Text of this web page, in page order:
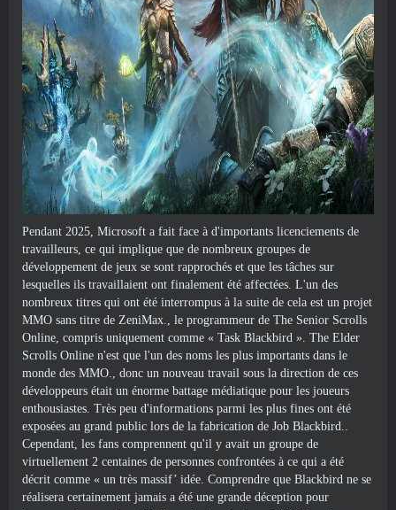
Pendant 2025, Microsoft a fait face à d'importants licenciements de
travailleurs, ce qui implique que de nombreux groupes de
développement de jeux se sont rapprochés et que les tâches sur
lesquelles ils travaillaient ont finalement été affectées. L'un des
nombreux titres qui ont été interrompus à la suite de cela est un projet
MMO sans titre de ZeniMax., le programmeur de The Senior Scrolls
Online, compris uniquement comme « Task Blackbird ». The Elder
Scrolls Online n'est que l'un des noms les plus importants dans le
monde des MMO., donc un nouveau travail sous la direction de ces
développeurs était un énorme battage médiatique pour les joueurs
enthousiastes. Très peu d'informations parmi les plus fines ont été
exposées au grand public lors de la fabrication de Job Blackbird..
Cependant, les fans comprennent qu'il y avait un groupe de
virtuellement 2 centaines de personnes confrontées à ce qui a été
décrit comme « un très massif’ idée. Comprendre que Blackbird ne se
réalisera certainement jamais a été une grande déception pour